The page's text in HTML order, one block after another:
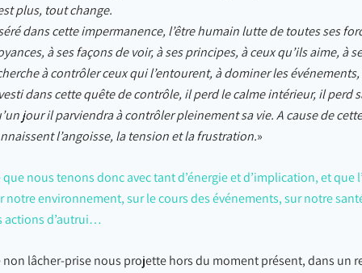
plus, tout change.
dans cette impermanence, l’être humain lutte de toutes ses
à ses façons de voir, à ses principes, à ceux qu’ils aime, à
à contrôler ceux qui l’entourent, à dominer les
dans cette quête de contrôle, il perd le calme intérieur, il perd
jour il parviendra à contrôler pleinement sa vie. A cause de
l’angoisse, la tension et la frustration.»
que nous tenons donc avec tant d’énergie et d’implication, et
notre environnement, sur le cours des événements, sur notre
actions d’autrui…
non lâcher-prise nous projette hors du moment présent, dans un